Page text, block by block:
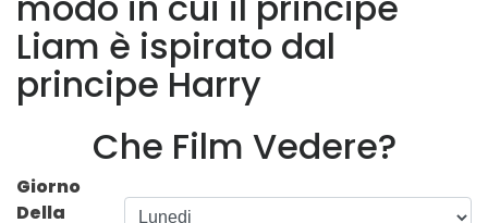
Liam è ispirato dal
principe Harry
Che Film Vedere?
Giorno
Della